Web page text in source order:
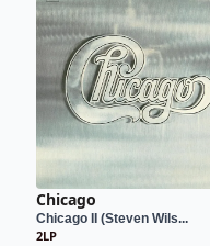
Chicago
Chicago II (Steven Wils...
2LP